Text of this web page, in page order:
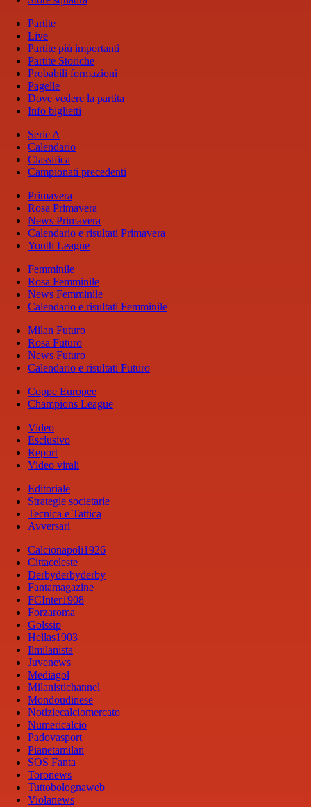
Partite
Live
Partite più importanti
Partite Storiche
Probabili formazioni
Pagelle
Dove vedere la partita
Info biglietti
Serie A
Calendario
Classifica
Campionati precedenti
Primavera
Rosa Primavera
News Primavera
Calendario e risultati Primavera
Youth League
Femminile
Rosa Femminile
News Femminile
Calendario e risultati Femminile
Milan Futuro
Rosa Futuro
News Futuro
Calendario e risultati Futuro
Coppe Europee
Champions League
Video
Esclusivo
Report
Video virali
Editoriale
Strategie societarie
Tecnica e Tattica
Avversari
Calcionapoli1926
Cittaceleste
Derbyderbyderby
Fantamagazine
FCInter1908
Forzaroma
Golssip
Hellas1903
Ilmilanista
Juvenews
Mediagol
Milanistichannel
Mondoudinese
Notiziecalciomercato
Numericalcio
Padovasport
Pianetamilan
SOS Fanta
Toronews
Tuttobolognaweb
Violanews